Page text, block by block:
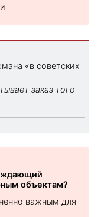
«в советских
заказ того
объектам?
важным для